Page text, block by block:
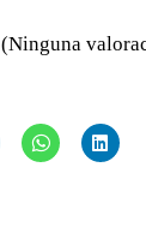
(Ninguna